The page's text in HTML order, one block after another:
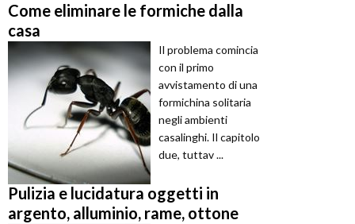
Come eliminare le formiche dalla
casa
Il problema comincia
con il primo
avvistamento di una
formichina solitaria
negli ambienti
casalinghi. Il capitolo
due, tuttav ...
Pulizia e lucidatura oggetti in
argento, alluminio, rame, ottone